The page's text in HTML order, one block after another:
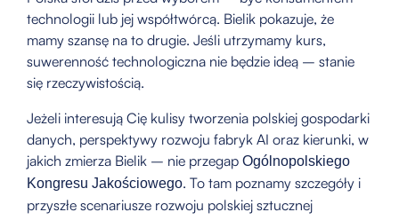
technologii lub jej współtwórcą. Bielik pokazuje, że
mamy szansę na to drugie. Jeśli utrzymamy kurs,
suwerenność technologiczna nie będzie ideą – stanie
się rzeczywistością.
Jeżeli interesują Cię kulisy tworzenia polskiej gospodarki
danych, perspektywy rozwoju fabryk AI oraz kierunki, w
jakich zmierza Bielik – nie przegap Ogólnopolskiego
Kongresu Jakościowego. To tam poznamy szczegóły i
przyszłe scenariusze rozwoju polskiej sztucznej